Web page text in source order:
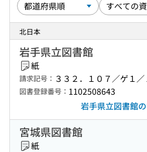
北日本
岩手県立図書館
紙
請求記号： ３３２．１０７／ゲ１／
図書登録番号： 1102508643
岩手県立図書館
宮城県図書館
紙